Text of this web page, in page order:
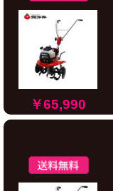
￥65,990